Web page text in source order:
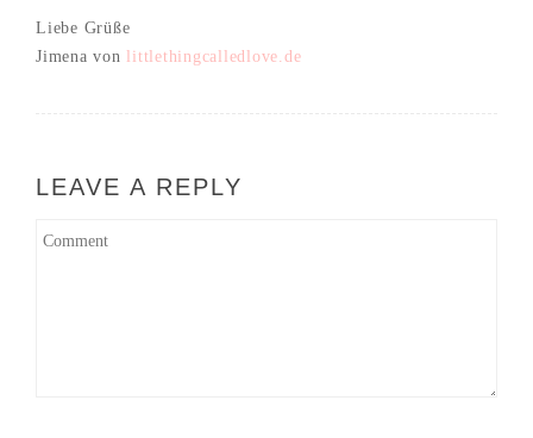
Liebe Grüße
Jimena von littlethingcalledlove.de
LEAVE A REPLY